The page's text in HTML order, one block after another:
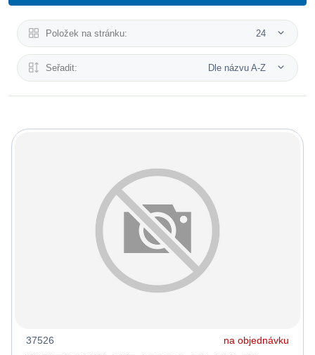
Položek na stránku: 24
Seřadit: Dle názvu A-Z
37526 na objednávku